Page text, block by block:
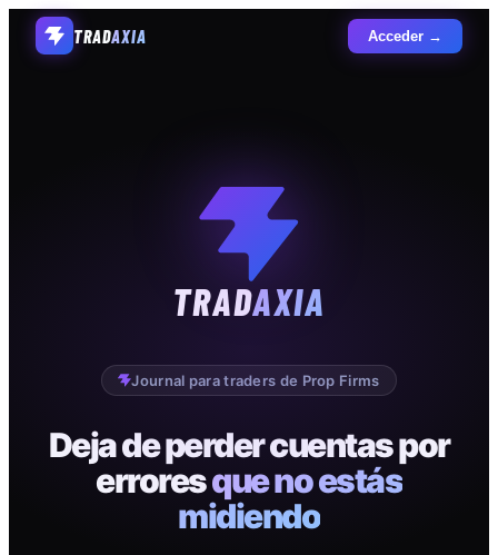
TRADAXIA Acceder →
TRADAXIA
Journal para traders de Prop Firms
Deja de perder cuentas por
erroresque no estás
midiendo